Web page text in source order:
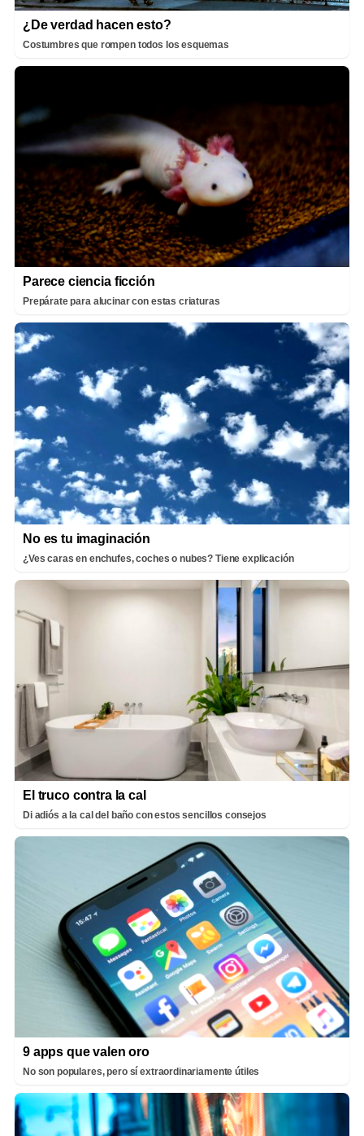
¿De verdad hacen esto?
Costumbres que rompen todos los esquemas
Parece ciencia ficción
Prepárate para alucinar con estas criaturas
No es tu imaginación
¿Ves caras en enchufes, coches o nubes? Tiene explicación
El truco contra la cal
Di adiós a la cal del baño con estos sencillos consejos
9 apps que valen oro
No son populares, pero sí extraordinariamente útiles